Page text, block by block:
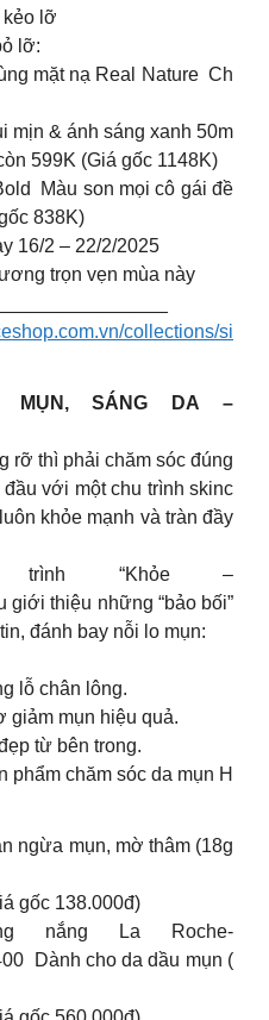
lỡ
lỡ:
mặt nạ Real Nature Ch
mịn & ánh sáng xanh 50m
599K (Giá gốc 1148K)
Màu son mọi cô gái đề
838K)
16/2 – 22/2/2025
trọn vẹn mùa này
collections/si
MỤN, SÁNG DA –
rỡ thì phải chăm sóc đúng
với một chu trình skinc
khỏe mạnh và tràn đầy
“Khỏe –
giới thiệu những “bảo bối”
đánh bay nỗi lo mụn:
lỗ chân lông.
giảm mụn hiệu quả.
từ bên trong.
phẩm chăm sóc da mụn H
ngừa mụn, mờ thâm (18g
gốc 138.000đ)
La Roche-
Dành cho da dầu mụn (